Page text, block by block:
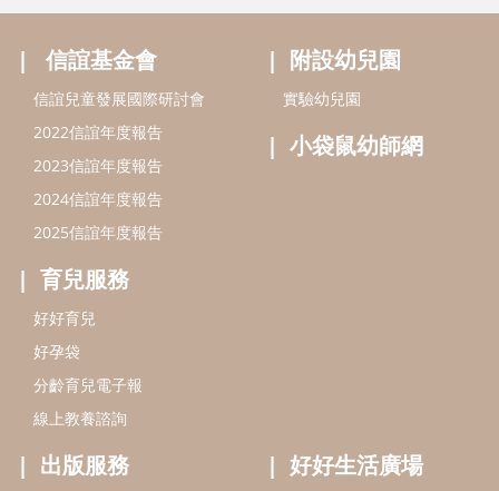
信誼基金會
信誼兒童發展國際研討會
2022信誼年度報告
2023信誼年度報告
2024信誼年度報告
2025信誼年度報告
育兒服務
好好育兒
好孕袋
分齡育兒電子報
線上教養諮詢
附設幼兒園
實驗幼兒園
小袋鼠幼師網
出版服務 好好生活廣場